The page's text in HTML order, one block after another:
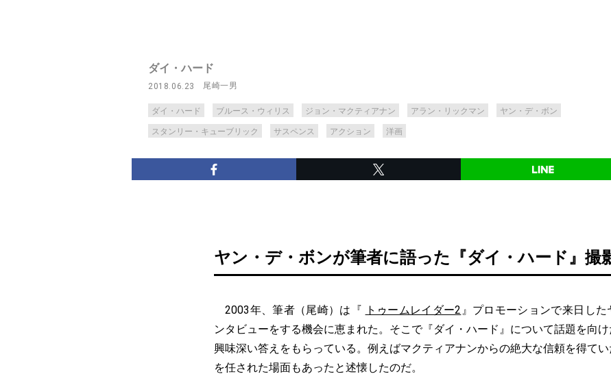
ダイ・ハード
2018.06.23 尾崎一男
ダイ・ハード ブルース・ウィリス ジョン・マクティアナン アラン・リックマン ヤン・デ・ボン
スタンリー・キューブリック サスペンス アクション 洋画
ヤン・デ・ボンが筆者に語った『ダイ・ハード』撮
2003年、筆者（尾崎）は『 トゥームレイダー2 』プロモーションで来日した
ンタビューをする機会に恵まれた。そこで『ダイ・ハード』について話題を向
興味深い答えをもらっている。例えばマクティアナンからの絶大な信頼を得て
を任された場面もあったと述懐したのだ。